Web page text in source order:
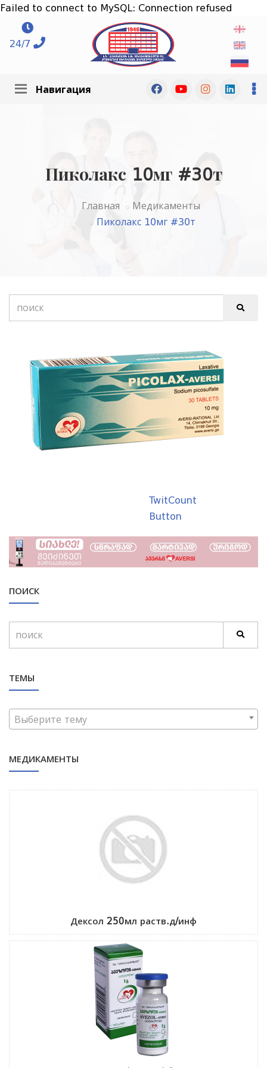
Failed to connect to MySQL: Connection refused
24/7
Навигация
Пиколакс 10мг #30т
Главная
Медикаменты
Пиколакс 10мг #30т
TwitCount
Button
ПОИСК
ТЕМЫ
Выберите тему
МЕДИКАМЕНТЫ
Дексол 250мл раств.д/инф